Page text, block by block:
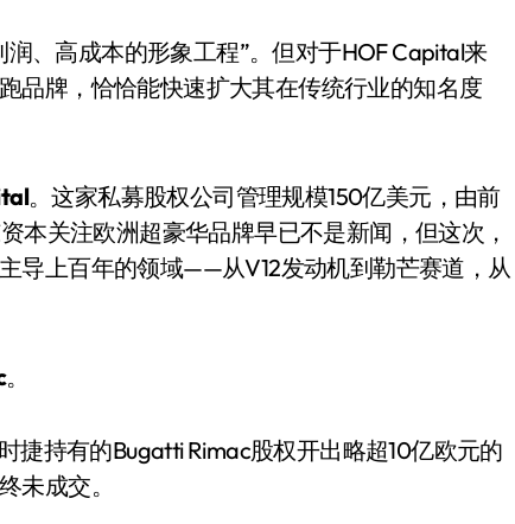
、高成本的形象工程”。但对于HOF Capital来
品牌，恰恰能快速扩大其在传统行业的知名度
。这家私募股权公司管理规模150亿美元，由前
本关注欧洲超豪华品牌早已不是新闻，但这次，
导上百年的领域——从V12发动机到勒芒赛道，从
。
捷持有的Bugatti Rimac股权开出略超10亿欧元的
未成交。
创新驱动多品类增长
8 月 6, 2026